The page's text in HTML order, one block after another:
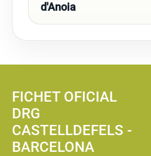
d'Anoia
FICHET OFICIAL
DRG
CASTELLDEFELS -
BARCELONA